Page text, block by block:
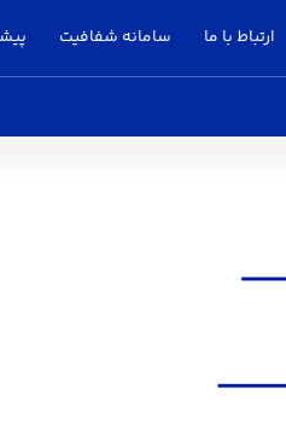
ارتباط با ما سامانه شفافیت